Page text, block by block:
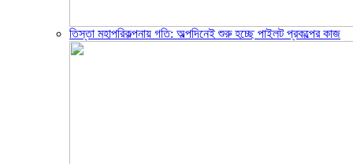
তিস্তা মহাপরিকল্পনায় গতি: অল্পদিনেই শুরু হচ্ছে পাইলট প্রকল্পের কাজ